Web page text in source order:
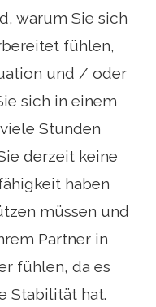
warum Sie sich
fühlen,
und / oder
sich in einem
Stunden
derzeit keine
haben
müssen und
Partner in
fühlen, da es
Stabilität hat.